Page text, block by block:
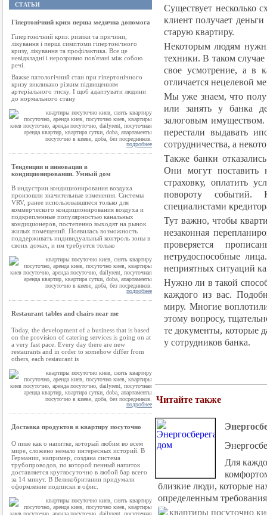
СТАТЬИ
Гіпертонічний криз: перша медична допомога
Гіпертонічний криз: ризики та причини,
лікування і перші симптоми гіпертонічного
кризу, лікування та профілактика. Все це
невідкладні і нерозривно пов'язані між собою
речі.
Важке патологічний стан при гіпертонічного
кризу викликано різким підвищенням
артеріального тиску. І щоб адаптувати людини
до нормального стану
подробнее
Тенденции и инновации в
кондиционировании. Умный дом
В индустрии кондиционирования воздуха
произошли значительные изменения. Системы
VRV, ранее использовавшиеся только для
коммерческого кондиционирования воздуха и
подкрепленные популярностью канальных
кондиционеров, постепенно выходят на рынок
жилых помещений. Появилась возможность
поддерживать индивидуальный контроль зоны в
своих домах, и им требуется только
подробнее
Restaurant tables and chairs near me
Today, the development of a business that is based
on the provision of catering services is going on at
a very fast pace. Every day there are new
restaurants and in order to somehow differ from
others, each restaurant is
подробнее
Доставка продуктов в квартиру посуточно
О пиве как о напитке, который любим во всем
мире, сложено немало интересных историй. В
Германии, например, создана система
трубопроводов, по которой пенный напиток
доставляется круглосуточно в любой бар всего
за 14 минут. В Великобритании придумали
оформление подписки в офис.
Существует несколько
клиент получает
старую квартиру.
Некоторым людям
техники. В таком
свое усмотрение, а в
отличается нецелевой
Мы уже знаем, что
или занять у банка
залоговым
перестали выдавать
сотрудничества, а
Также банки
Они могут поставить
страховку, оплатить
повороту событий.
специалистами
Тут важно, чтобы
незаконная
проверяется
нетрудоспособные
неприятных ситуаций
Нужно ли в такой
каждого из вас.
миру. Многие
этому вопросу,
те документы, которые
у сотрудников банка.
Читайте также
Для
близкие люди, которые
определенным